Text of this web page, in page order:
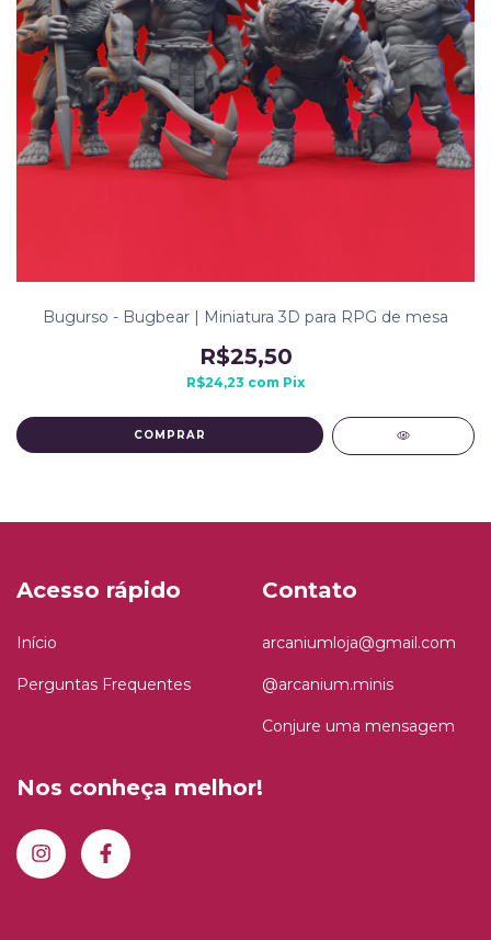
Bugurso - Bugbear | Miniatura 3D para RPG de mesa
R$25,50
R$24,23 com Pix
COMPRAR
Acesso rápido
Início
Perguntas Frequentes
Contato
arcaniumloja@gmail.com
@arcanium.minis
Conjure uma mensagem
Nos conheça melhor!